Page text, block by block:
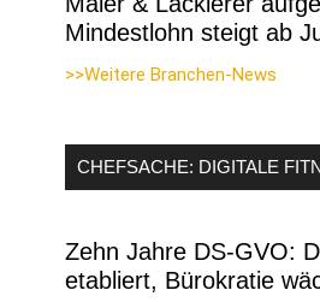
Mindestlohn steigt ab
>>Weitere Branchen-News
CHEFSACHE: DIGITALE
Zehn Jahre DS-GVO:
etabliert, Bürokratie